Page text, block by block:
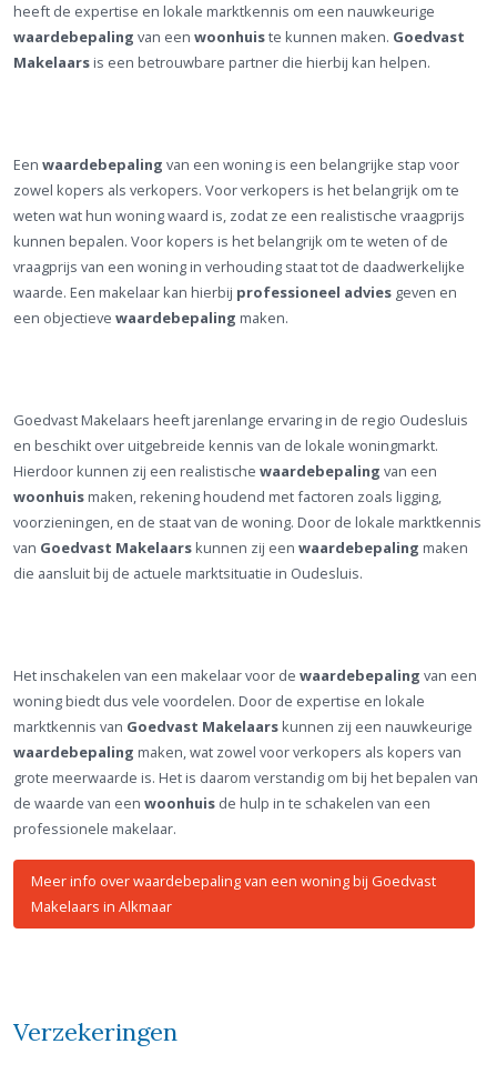
heeft de expertise en lokale marktkennis om een nauwkeurige
waardebepaling van een woonhuiste kunnen maken. Goedvast
Makelaars is een betrouwbare partner die hierbij kan helpen.
Een waardebepaling van een woning is een belangrijke stap voor
zowel kopers als verkopers. Voor verkopers is het belangrijk om te
weten wat hun woning waard is, zodat ze een realistische vraagprijs
kunnen bepalen. Voor kopers is het belangrijk om te weten of de
vraagprijs van een woning in verhouding staat tot de daadwerkelijke
waarde. Een makelaar kan hierbij professioneel advies geven en
een objectieve waardebepaling maken.
Goedvast Makelaars heeft jarenlange ervaring in de regio Oudesluis
en beschikt over uitgebreide kennis van de lokale woningmarkt.
Hierdoor kunnen zij een realistische waardebepaling van een
woonhuis maken, rekening houdend met factoren zoals ligging,
voorzieningen, en de staat van de woning. Door de lokale marktkennis
van Goedvast Makelaars kunnen zij een waardebepaling maken
die aansluit bij de actuele marktsituatie in Oudesluis.
Het inschakelen van een makelaar voor de waardebepaling van een
woning biedt dus vele voordelen. Door de expertise en lokale
marktkennis van Goedvast Makelaars kunnen zij een nauwkeurige
waardebepaling maken, wat zowel voor verkopers als kopers van
grote meerwaarde is. Het is daarom verstandig om bij het bepalen van
de waarde van een woonhuis de hulp in te schakelen van een
professionele makelaar.
Meer info over waardebepaling van een woning bij Goedvast
Makelaars in Alkmaar
Verzekeringen